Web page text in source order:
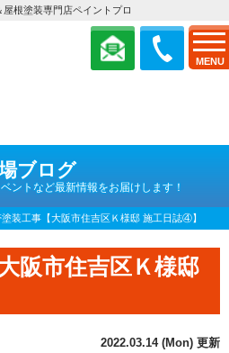
MENU
根塗装専門店ペイントプロ
ブログ
ントなど最新情報をお届けします！
装工事【大阪市住吉区Ｋ様邸 施工日誌④】
阪市住吉区Ｋ様邸
2022.03.14 (Mon) 更新